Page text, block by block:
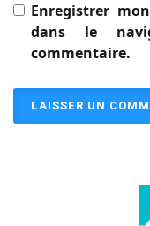
Enregistrer
dans le
commentaire.